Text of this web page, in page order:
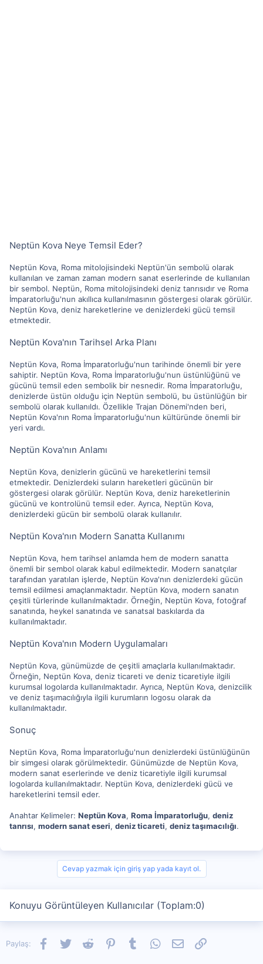
Neptün Kova Neye Temsil Eder?
Neptün Kova, Roma mitolojisindeki Neptün'ün sembolü olarak
kullanılan ve zaman zaman modern sanat eserlerinde de kullanılan
bir sembol. Neptün, Roma mitolojisindeki deniz tanrısıdır ve Roma
İmparatorluğu'nun akıllıca kullanılmasının göstergesi olarak görülür.
Neptün Kova, deniz hareketlerine ve denizlerdeki gücü temsil
etmektedir.
Neptün Kova'nın Tarihsel Arka Planı
Neptün Kova, Roma İmparatorluğu'nun tarihinde önemli bir yere
sahiptir. Neptün Kova, Roma İmparatorluğu'nun üstünlüğünü ve
gücünü temsil eden sembolik bir nesnedir. Roma İmparatorluğu,
denizlerde üstün olduğu için Neptün sembolü, bu üstünlüğün bir
sembolü olarak kullanıldı. Özellikle Trajan Dönemi'nden beri,
Neptün Kova'nın Roma İmparatorluğu'nun kültüründe önemli bir
yeri vardı.
Neptün Kova'nın Anlamı
Neptün Kova, denizlerin gücünü ve hareketlerini temsil
etmektedir. Denizlerdeki suların hareketleri gücünün bir
göstergesi olarak görülür. Neptün Kova, deniz hareketlerinin
gücünü ve kontrolünü temsil eder. Ayrıca, Neptün Kova,
denizlerdeki gücün bir sembolü olarak kullanılır.
Neptün Kova'nın Modern Sanatta Kullanımı
Neptün Kova, hem tarihsel anlamda hem de modern sanatta
önemli bir sembol olarak kabul edilmektedir. Modern sanatçılar
tarafından yaratılan işlerde, Neptün Kova'nın denizlerdeki gücün
temsil edilmesi amaçlanmaktadır. Neptün Kova, modern sanatın
çeşitli türlerinde kullanılmaktadır. Örneğin, Neptün Kova, fotoğraf
sanatında, heykel sanatında ve sanatsal baskılarda da
kullanılmaktadır.
Neptün Kova'nın Modern Uygulamaları
Neptün Kova, günümüzde de çeşitli amaçlarla kullanılmaktadır.
Örneğin, Neptün Kova, deniz ticareti ve deniz ticaretiyle ilgili
kurumsal logolarda kullanılmaktadır. Ayrıca, Neptün Kova, denizcilik
ve deniz taşımacılığıyla ilgili kurumların logosu olarak da
kullanılmaktadır.
Sonuç
Neptün Kova, Roma İmparatorluğu'nun denizlerdeki üstünlüğünün
bir simgesi olarak görülmektedir. Günümüzde de Neptün Kova,
modern sanat eserlerinde ve deniz ticaretiyle ilgili kurumsal
logolarda kullanılmaktadır. Neptün Kova, denizlerdeki gücü ve
hareketlerini temsil eder.
Anahtar Kelimeler: Neptün Kova, Roma İmparatorluğu, deniz
tanrısı, modern sanat eseri, deniz ticareti, deniz taşımacılığı.
Cevap yazmak için giriş yap yada kayıt ol.
Konuyu Görüntüleyen Kullanıcılar (Toplam:0)
Paylaş: Facebook
TwitterReddit PinterestTumblrWhatsApp
E-postaLink